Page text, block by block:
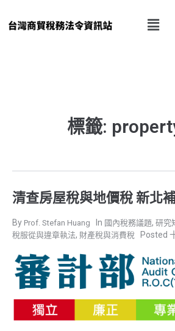
Menu
標籤:
清查房屋稅與地價稅 新北
Prof. Stefan Huang 國內稅務議題, 研究
稅服從與違章執法, 財產稅與消費稅